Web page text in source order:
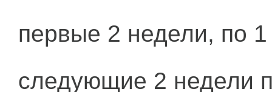
первые 2 недели, по
следующие 2 недели